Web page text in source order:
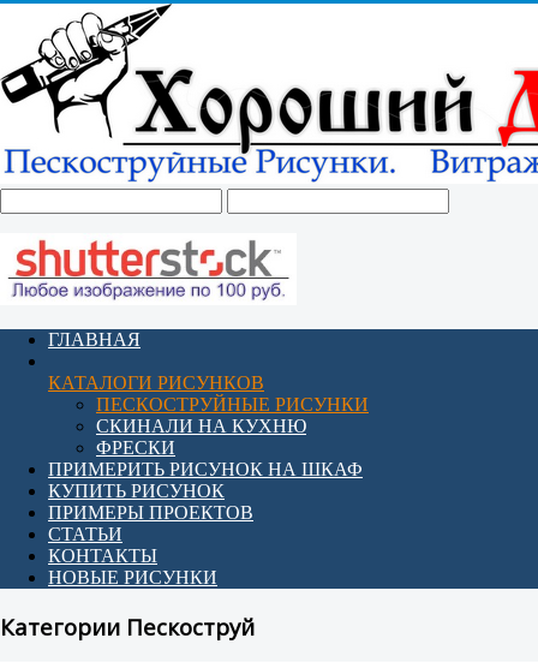
ГЛАВНАЯ
КАТАЛОГИ РИСУНКОВ
ПЕСКОСТРУЙНЫЕ РИСУНКИ
СКИНАЛИ НА КУХНЮ
ФРЕСКИ
ПРИМЕРИТЬ РИСУНОК НА ШКАФ
КУПИТЬ РИСУНОК
ПРИМЕРЫ ПРОЕКТОВ
СТАТЬИ
КОНТАКТЫ
НОВЫЕ РИСУНКИ
Категории Пескоструй